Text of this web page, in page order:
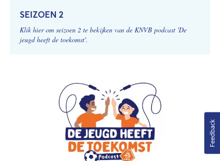
SEIZOEN 2
Klik hier om seizoen 2 te bekijken van de KNVB podcast 'De
jeugd heeft de toekomst'.
Feedback